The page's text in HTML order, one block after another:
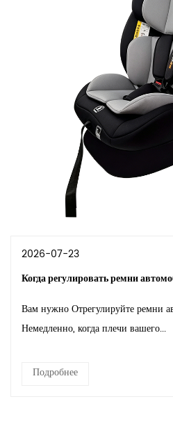
2026-07-23
Когда регулировать ремни
Вам нужно Отрегулируйте ремни автомобильного сиденья
Немедленно, когда плечи вашего...
Подробнее